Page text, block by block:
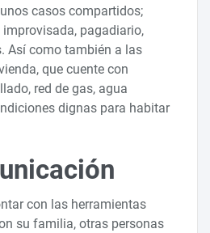
casos compartidos;
pagadiario,
Así como también a las
que cuente con
red de gas, agua
dignas para habitar
con las herramientas
su familia, otras personas